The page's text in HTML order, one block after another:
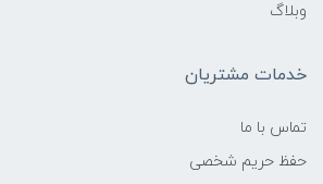
وبلاگ
خدمات مشتریان
تماس با ما
حفظ حریم شخصی